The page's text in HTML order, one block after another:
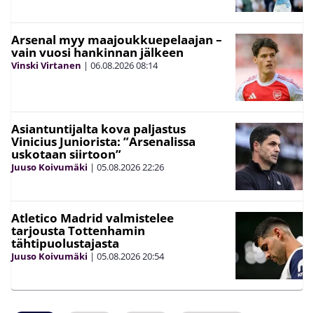
Arsenal myy maajoukkuepelaajan –
vain vuosi hankinnan jälkeen
Vinski Virtanen | 06.08.202608:14
Asiantuntijalta kova paljastus
Vinicius Juniorista: ”Arsenalissa
uskotaan siirtoon”
Juuso Koivumäki | 05.08.202622:26
Atletico Madrid valmistelee
tarjousta Tottenhamin
tähtipuolustajasta
Juuso Koivumäki | 05.08.202620:54